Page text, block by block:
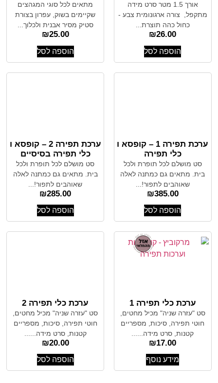
אורך 1.5 מטר סרט מידה
מתקפל, צורה ארגונומית צבע -
כחול כהה תוצרת...
₪26.00
הוספה לסל
מתאים לכל סוגי המגהצים
שקיימים בשוק, עפרון בצורת
סטיק מסיר אבנית ולכלוך...
₪25.00
הוספה לסל
ערכת תפירה 1 – קופסא ו
כלי תפירה
סט מושלם לכל תופרת ולכל
בית. מתאים גם כמתנה לאלה
שאוהבים לתפור!...
₪385.00
הוספה לסל
ערכת תפירה 2 – קופסא ו
כלי תפירה בסיסיים
סט מושלם לכל תופרת ולכל
בית. מתאים גם כמתנה לאלה
שאוהבים לתפור!...
₪285.00
הוספה לסל
ערכת כלי תפירה 1
סט "עזרה שניה" מכיל מחטים,
חוטי תפירה, סיכות, מספריים
קטנות, סרט מידה......
₪17.00
מידע נוסף
ערכת כלי תפירה 2
סט "עזרה שניה" מכיל מחטים,
חוטי תפירה, סיכות, מספריים
קטנות, סרט מידה......
₪20.00
הוספה לסל